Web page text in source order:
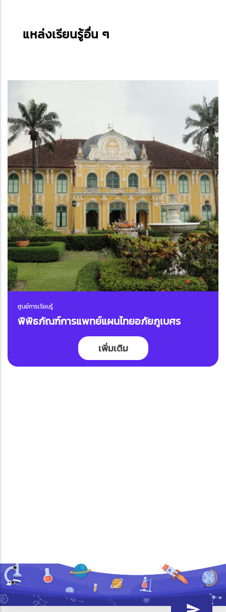
แหล่งเรียนรู้อื่น ๆ
ศูนย์การเรียนรู้
พิพิธภัณฑ์การแพทย์แผนไทยอภัยภูเบศร
เพิ่มเติม